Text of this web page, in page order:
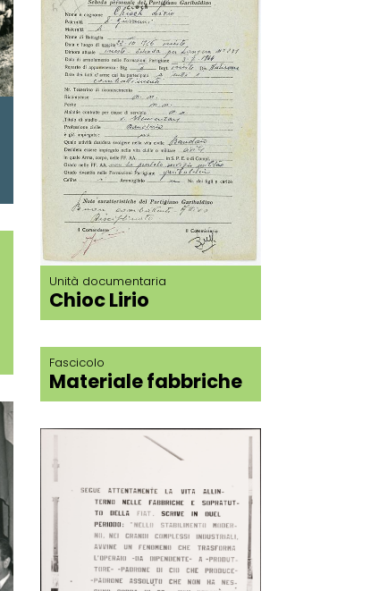
Unità documentaria
Chioc Lirio
Fascicolo
Materiale fabbriche